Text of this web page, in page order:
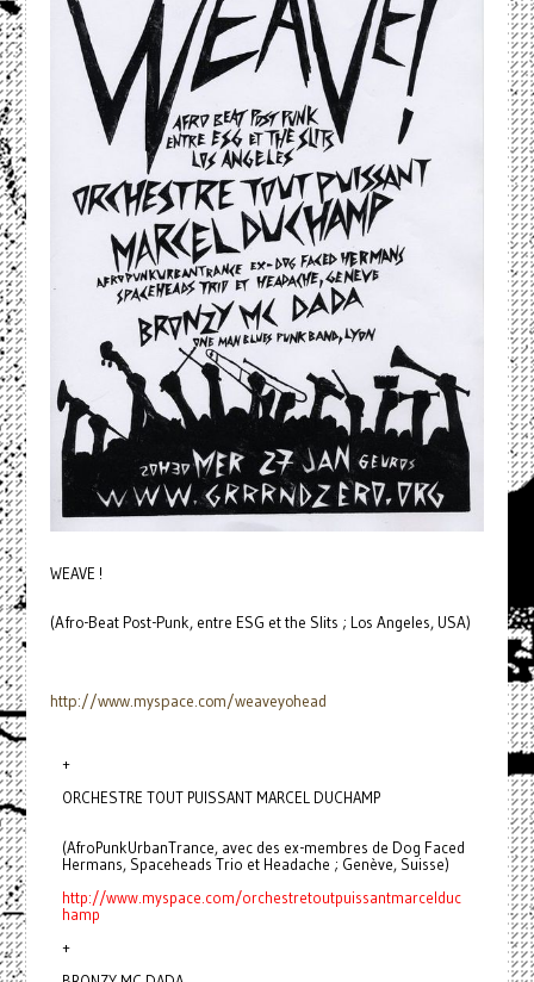
WEAVE !
(Afro-Beat Post-Punk, entre ESG et the Slits ; Los Angeles, USA)
http://www.myspace.com/weaveyohead
+
ORCHESTRE TOUT PUISSANT MARCEL DUCHAMP
(AfroPunkUrbanTrance, avec des ex-membres de Dog Faced
Hermans, Spaceheads Trio et Headache ; Genève, Suisse)
http://www.myspace.com/orchestretoutpuissantmarcelduc
hamp
+